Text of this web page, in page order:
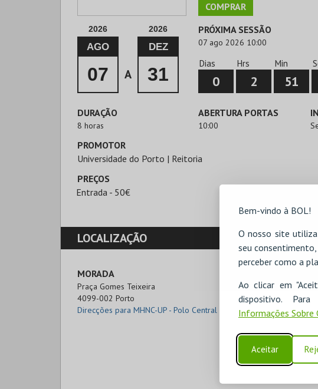
Bem-vindo à BOL!
O nosso site
seu consentimento,
perceber como a
Ao clicar em
dispositivo.
Informações Sobre
Aceitar
COMPRAR
2026
AGO
07 A
2026
DEZ
31
PRÓXIMA SESSÃO
07 ago 2026 10:00
Dias
0
Hrs
2
Min
51
DURAÇÃO
8 horas
ABERTURA PORTAS
10:00
PROMOTOR
Universidade do Porto | Reitoria
PREÇOS
Entrada - 50€
LOCALIZAÇÃO
MORADA
Praça Gomes Teixeira
4099-002 Porto
Direcções para MHNC-UP - Polo Central